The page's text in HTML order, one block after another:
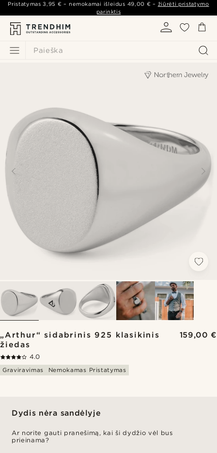
Paieška
Pristatymas3,95 € – nemokamai išleidus 49,00 € – žiūrėti pristatymo
parinktis
„Arthur“ sidabrinis 925 klasikinis
žiedas
159,00 €
4.0
Graviravimas
Nemokamas Pristatymas
Dydis nėra sandėlyje
Ar norite gauti pranešimą, kai ši dydžio vėl bus
prieinama?